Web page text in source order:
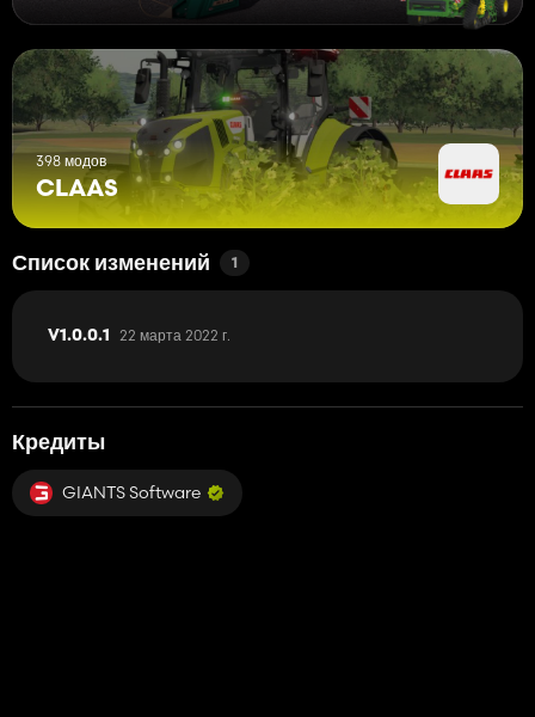
398 модов
CLAAS
Список изменений 1
V1.0.0.1 22 марта 2022 г.
Кредиты
GIANTS Software